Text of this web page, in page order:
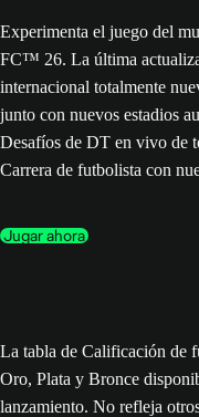
Experimenta el juego del
FC™ 26. La última
internacional totalmente
junto con nuevos estadios
Desafíos de DT en vivo de
Carrera de futbolista con
Jugar ahora
La tabla de Calificación de
Oro, Plata y Bronce
lanzamiento. No refleja